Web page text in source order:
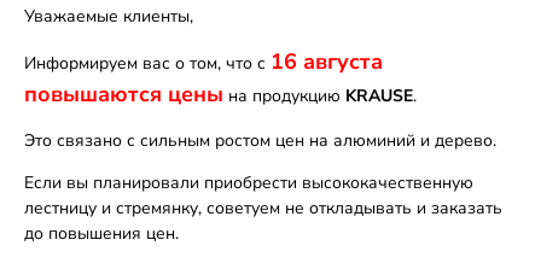
Уважаемые клиенты,
Информируем вас о том, что с 16 августа
повышаются цены на продукцию KRAUSE.
Это связано с сильным ростом цен на алюминий и дерево.
Если вы планировали приобрести высококачественную
лестницу и стремянку, советуем не откладывать и заказать
до повышения цен.